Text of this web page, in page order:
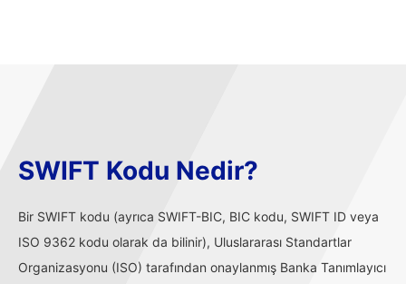
SWIFT Kodu Nedir?
Bir SWIFT kodu (ayrıca SWIFT-BIC, BIC kodu, SWIFT ID veya
ISO 9362 kodu olarak da bilinir), Uluslararası Standartlar
Organizasyonu (ISO) tarafından onaylanmış Banka Tanımlayıcı